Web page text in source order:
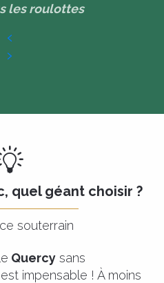
les roulottes
quel géant choisir ?
souterrain
Quercy sans
impensable ! À moins